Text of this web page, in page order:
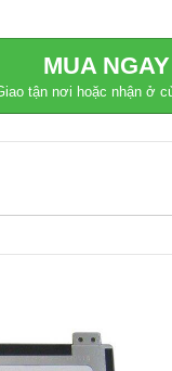
MUA NGAY
tận nơi hoặc nhận ở